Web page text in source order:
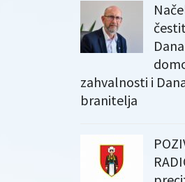
zahvalnosti i
branitelja